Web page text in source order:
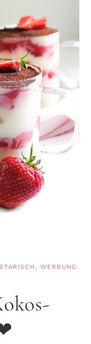
, WERBUNG